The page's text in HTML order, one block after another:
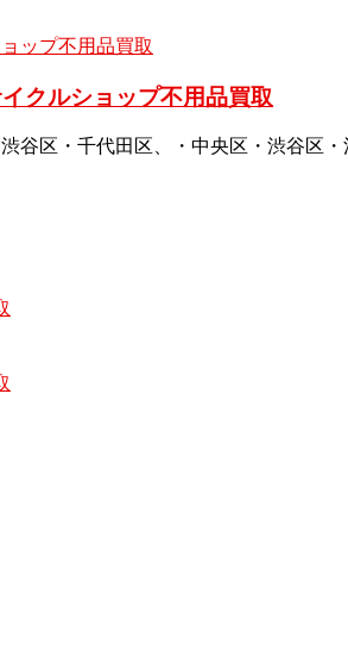
クルショップ不用品買取
谷区・千代田区、・中央区・渋谷